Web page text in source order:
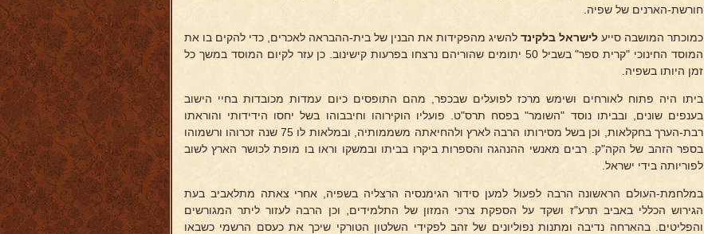
חורשת-הארנים של שפיה.
כמוכתר המושבה סייע לישראל בלקינד להשיג מהפקידות את הבנין של בית-ההבראה לאכרים, כדי להקים בו את
המוסד החינוכי "קרית ספר" בשביל 50 יתומים שהוריהם נרצחו בפרעות קישינוב. כן עזר לקיום המוסד במשך כל
זמן היותו בשפיה.
ביתו היה פתוח לאורחים ושימש מרכז לפועלים שבכפר, מהם התופסים כיום עמדות מכובדות בחיי הישוב
בענפים שונים, ובביתו נוסד "השומר" בפסח תרס"ט. פועליו הוקירוהו וחיבבוהו בשל יחסו הידידותי והוראתו
רבת-הערך בחקלאות, וכן בשל מסירותו הרבה לארץ ולהחיאתה משממותיה, ובמלאות לו 75 שנה זכרוהו ורשמוהו
בספר הזהב של הקה"ק. רבים מאנשי ההנהגה והספרות ביקרו בביתו ובמשקו וראו בו מופת לכושר הארץ לשוב
לפוריותה בידי ישראל.
במלחמת-העולם הראשונה הרבה לפעול למען סידור הגימנסיה הרצליה בשפיה, אחרי צאתה מתלאביב בעת
הגירוש הכללי באביב תרע"ז ושקד על הספקת צרכי המזון של התלמידים, וכן הרבה לעזור ליתר המגורשים
והפליטים. בהארחה נדיבה ומתנות נפוליונים של זהב לפקידי השלטון הטורקי שיכך את כעסם הרשמי כשבאו